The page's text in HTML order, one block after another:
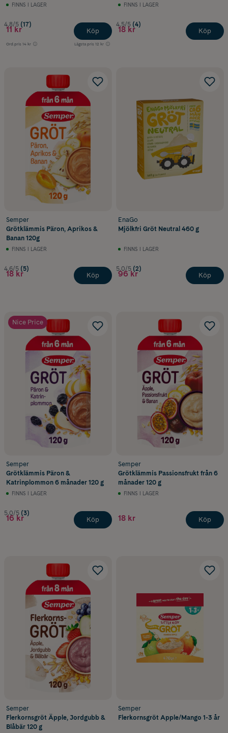
FINNS I LAGER
4.8/5 (17)
11 kr
Ord.pris 14 kr Lägsta pris 12 kr
Köp
FINNS I LAGER
4.5/5 (4)
18 kr Köp
Semper
Grötklämmis Päron, Aprikos &
Banan 120g
FINNS I LAGER
4.6/5 (5)
18 kr Köp
EnaGo
Mjölkfri Gröt Neutral 460 g
FINNS I LAGER
5.0/5 (2)
96 kr Köp
Nice Price
Semper
Grötklämmis Päron &
Katrinplommon 6 månader 120 g
FINNS I LAGER
5.0/5 (3)
16 kr Köp
Semper
Grötklämmis Passionsfrukt från 6
månader 120 g
FINNS I LAGER
18 kr Köp
Semper
Flerkornsgröt Äpple, Jordgubb &
Blåbär 120 g
Semper
Flerkornsgröt Apple/Mango 1-3 år